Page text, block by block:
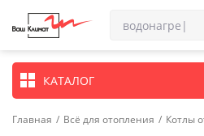
КАТАЛОГ
Главная / Всё для отопления / Котлы